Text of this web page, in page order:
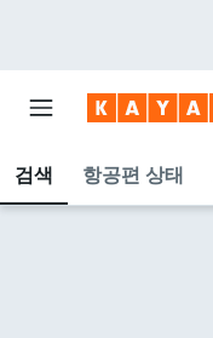
검색 항공편 상태